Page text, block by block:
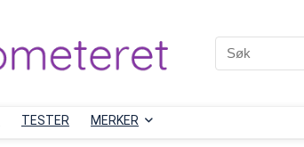
TESTER MERKER